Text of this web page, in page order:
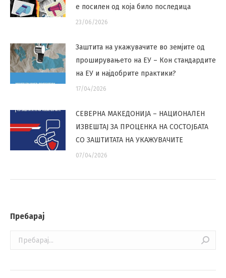
е посилен од која било последица
23/06/2026
Заштита на укажувачите во земјите од
проширувањето на ЕУ – Кон стандардите
на ЕУ и најдобрите практики?
17/04/2026
СЕВЕРНА МАКЕДОНИЈА – НАЦИОНАЛЕН
ИЗВЕШТАЈ ЗА ПРОЦЕНКА НА СОСТОЈБАТА
СО ЗАШТИТАТА НА УКАЖУВАЧИТЕ
07/04/2026
Пребарај